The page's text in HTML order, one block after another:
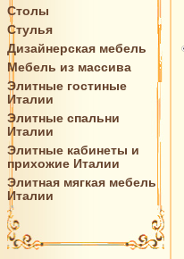
Столы
Стулья
Дизайнерская мебель
Мебель из массива
Элитные гостиные
Италии
Элитные спальни
Италии
Элитные кабинеты и
прихожие Италии
Элитная мягкая мебель
Италии